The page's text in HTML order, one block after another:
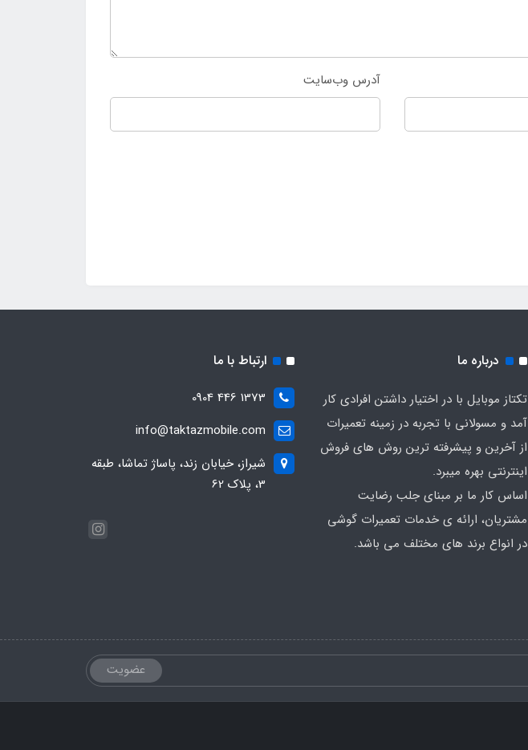
آدرس وب‌سایت
درباره ما
تکتاز موبایل با در اختیار داشتن افرادی کار
آمد و مسولانی با تجربه در زمینه تعمیرات
از آخرین و پیشرفته ترین روش های فروش
اینترنتی بهره میبرد.
اساس کار ما بر مبنای جلب رضایت
مشتریان، ارائه ی خدمات تعمیرات گوشی
در انواع برند های مختلف می باشد.
ارتباط با ما
1373 446 0904
info@taktazmobile.com
شیراز، خیابان زند، پاساژ تماشا، طبقه
3، پلاک 62
عضویت